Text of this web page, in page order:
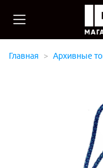
Главная Архивные